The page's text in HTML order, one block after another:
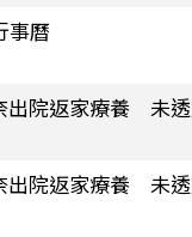
事曆
出院返家療養 未
出院返家療養 未